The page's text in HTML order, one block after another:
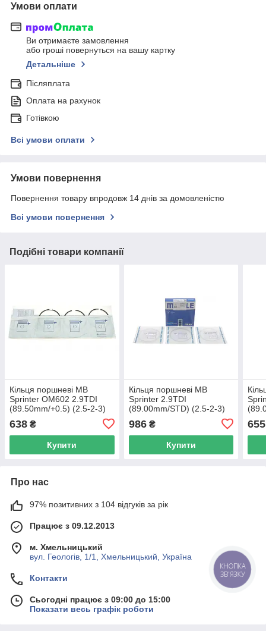
Умови оплати
Ви отримаєте замовлення
або гроші повернуться на вашу картку
Детальніше
Післяплата
Оплата на рахунок
Готівкою
Всі умови оплати
Умови повернення
Повернення товару впродовж 14 днів за домовленістю
Всі умови повернення
Подібні товари компанії
Кільця поршневі MB
Sprinter OM602 2.9TDI
(89.50mm/+0.5) (2.5-2-3)
800017810050 UA62
638 ₴
Купити
Кільця поршневі MB
Sprinter 2.9TDI
(89.00mm/STD) (2.5-2-3)
MAHLE 001 01 N0 UA62
986₴
Купити
655
Про нас
97% позитивних з 104 відгуків за рік
Працює з 09.12.2013
м. Хмельницький
вул. Геологів, 1/1, Хмельницький, Україна
Контакти
Сьогодні працює з 09:00 до 15:00
Показати весь графік роботи
КНОПКА
ЗВ'ЯЗКУ